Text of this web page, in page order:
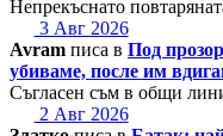
Непрекъснато
3 Авг 2026
Avram писа в Под
убиваме, после им
Съгласен съм в общи
2 Авг 2026